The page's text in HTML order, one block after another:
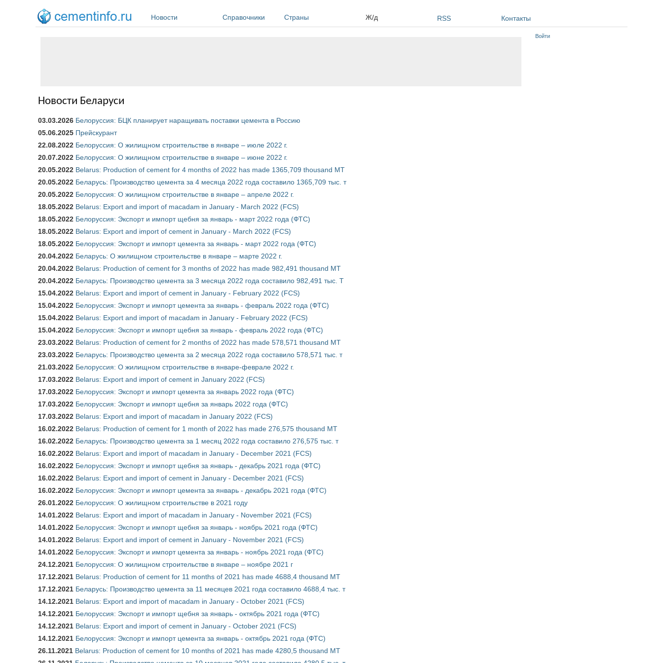
Новости
Справочники Страны Ж/д RSS Контакты
Новости Беларуси
03.03.2026 Белоруссия: БЦК планирует наращивать поставки цемента в Россию
05.06.2025 Прейскурант
22.08.2022 Белоруссия: О жилищном строительстве в январе – июле 2022 г.
20.07.2022 Белоруссия: О жилищном строительстве в январе – июне 2022 г.
20.05.2022 Belarus: Production of cement for 4 months of 2022 has made 1365,709 thousand MT
20.05.2022 Беларусь: Производство цемента за 4 месяца 2022 года составило 1365,709 тыс. т
20.05.2022 Белоруссия: О жилищном строительстве в январе – апреле 2022 г.
18.05.2022 Belarus: Export and import of macadam in January - March 2022 (FCS)
18.05.2022 Белоруссия: Экспорт и импорт щебня за январь - март 2022 года (ФТС)
18.05.2022 Belarus: Export and import of cement in January - March 2022 (FCS)
18.05.2022 Белоруссия: Экспорт и импорт цемента за январь - март 2022 года (ФТС)
20.04.2022 Беларусь: О жилищном строительстве в январе – марте 2022 г.
20.04.2022 Belarus: Production of cement for 3 months of 2022 has made 982,491 thousand MT
20.04.2022 Беларусь: Производство цемента за 3 месяца 2022 года составило 982,491 тыс. Т
15.04.2022 Belarus: Export and import of cement in January - February 2022 (FCS)
15.04.2022 Белоруссия: Экспорт и импорт цемента за январь - февраль 2022 года (ФТС)
15.04.2022 Belarus: Export and import of macadam in January - February 2022 (FCS)
15.04.2022 Белоруссия: Экспорт и импорт щебня за январь - февраль 2022 года (ФТС)
23.03.2022 Belarus: Production of cement for 2 months of 2022 has made 578,571 thousand MT
23.03.2022 Беларусь: Производство цемента за 2 месяца 2022 года составило 578,571 тыс. т
21.03.2022 Белоруссия: О жилищном строительстве в январе-феврале 2022 г.
17.03.2022 Belarus: Export and import of cement in January 2022 (FCS)
17.03.2022 Белоруссия: Экспорт и импорт цемента за январь 2022 года (ФТС)
17.03.2022 Белоруссия: Экспорт и импорт щебня за январь 2022 года (ФТС)
17.03.2022 Belarus: Export and import of macadam in January 2022 (FCS)
16.02.2022 Belarus: Production of cement for 1 month of 2022 has made 276,575 thousand MT
16.02.2022 Беларусь: Производство цемента за 1 месяц 2022 года составило 276,575 тыс. т
16.02.2022 Belarus: Export and import of macadam in January - December 2021 (FCS)
16.02.2022 Белоруссия: Экспорт и импорт щебня за январь - декабрь 2021 года (ФТС)
16.02.2022 Belarus: Export and import of cement in January - December 2021 (FCS)
16.02.2022 Белоруссия: Экспорт и импорт цемента за январь - декабрь 2021 года (ФТС)
26.01.2022 Белоруссия: О жилищном строительстве в 2021 году
14.01.2022 Belarus: Export and import of macadam in January - November 2021 (FCS)
14.01.2022 Белоруссия: Экспорт и импорт щебня за январь - ноябрь 2021 года (ФТС)
14.01.2022 Belarus: Export and import of cement in January - November 2021 (FCS)
14.01.2022 Белоруссия: Экспорт и импорт цемента за январь - ноябрь 2021 года (ФТС)
24.12.2021 Белоруссия: О жилищном строительстве в январе – ноябре 2021 г
17.12.2021 Belarus: Production of cement for 11 months of 2021 has made 4688,4 thousand MT
17.12.2021 Беларусь: Производство цемента за 11 месяцев 2021 года составило 4688,4 тыс. т
14.12.2021 Belarus: Export and import of macadam in January - October 2021 (FCS)
14.12.2021 Белоруссия: Экспорт и импорт щебня за январь - октябрь 2021 года (ФТС)
14.12.2021 Belarus: Export and import of cement in January - October 2021 (FCS)
14.12.2021 Белоруссия: Экспорт и импорт цемента за январь - октябрь 2021 года (ФТС)
26.11.2021 Belarus: Production of cement for 10 months of 2021 has made 4280,5 thousand MT
Войти